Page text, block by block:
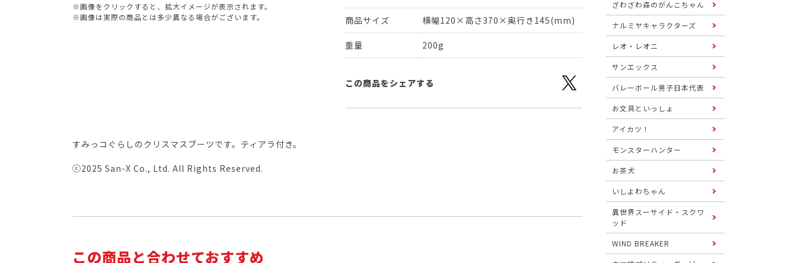
※画像をクリックすると、拡大イメージが表示されます。
※画像は実際の商品とは多少異なる場合がございます。
商品サイズ 横幅120×高さ370×奥行き145(mm)
重量 200g
この商品をシェアする
すみっコぐらしのクリスマスブーツです。ティアラ付き。
ⓒ2025 San-X Co., Ltd. All Rights Reserved.
この商品と合わせておすすめ
ざわざわ森のがんこちゃん
ナルミヤキャラクターズ
レオ・レオニ
サンエックス
バレーボール男子日本代表
お文具といっしょ
アイカツ！
モンスターハンター
お茶犬
いしよわちゃん
異世界スーサイド・スクワ
ッド
WIND BREAKER